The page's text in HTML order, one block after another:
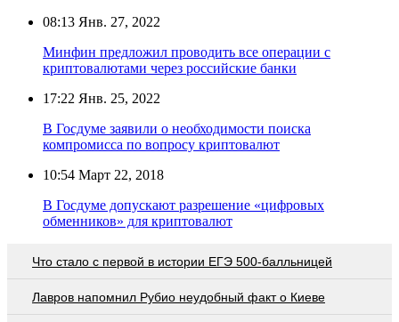
08:13 Янв. 27, 2022
Минфин предложил проводить все операции с
криптовалютами через российские банки
17:22 Янв. 25, 2022
В Госдуме заявили о необходимости поиска
компромисса по вопросу криптовалют
10:54 Март 22, 2018
В Госдуме допускают разрешение «цифровых
обменников» для криптовалют
Что стало с первой в истории ЕГЭ 500-балльницей
Лавров напомнил Рубио неудобный факт о Киеве